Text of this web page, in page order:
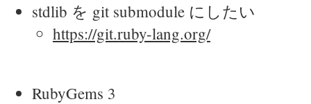
stdlib を git submodule にしたい
https://git.ruby-lang.org/
RubyGems 3